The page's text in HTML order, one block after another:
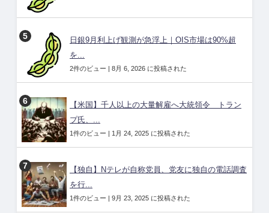
日銀9月利上げ観測が急浮上｜OIS市場は90%超
を...
2件のビュー | 8月 6, 2026 に投稿された
【米国】千人以上の大量解雇へ大統領令 トラン
プ氏、...
1件のビュー | 1月 24, 2025 に投稿された
【独自】Nテレが自称党員、党友に独自の電話調査
を行...
1件のビュー | 9月 23, 2025 に投稿された